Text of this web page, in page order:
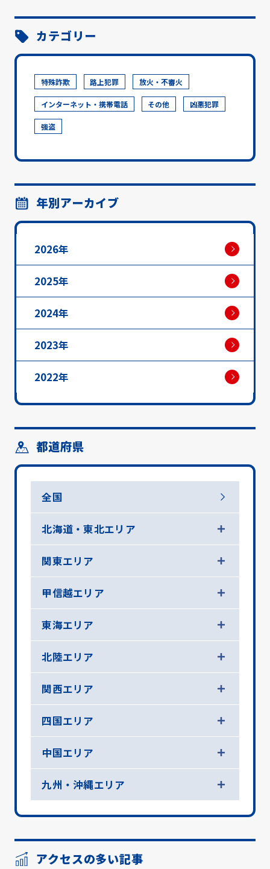
カテゴリー
特殊詐欺 路上犯罪 放火・不審火
インターネット・携帯電話 その他 凶悪犯罪
強盗
年別アーカイブ
2026年
2025年
2024年
2023年
2022年
都道府県
全国
北海道・東北エリア
関東エリア
甲信越エリア
東海エリア
北陸エリア
関西エリア
四国エリア
中国エリア
九州・沖縄エリア
アクセスの多い記事